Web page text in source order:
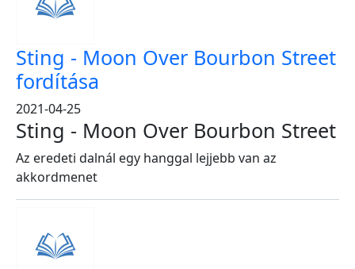
Sting - Moon Over Bourbon Street
fordítása
2021-04-25
Sting - Moon Over Bourbon Street
Az eredeti dalnál egy hanggal lejjebb van az
akkordmenet